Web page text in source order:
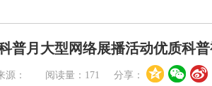
普月大型网络展播活动优质科
源： 阅读量： 171 分享：